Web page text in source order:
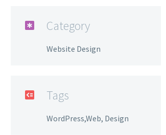
 Category
Website Design
 Tags
WordPress,Web, Design